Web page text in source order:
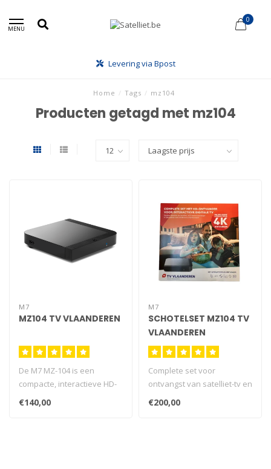
MENU
0
Levering via Bpost
Home / Tags / mz104
Producten getagd met mz104
M7
MZ104 TV VLAANDEREN
De M7 MZ-104 is een
compacte, interactieve HD-
ontvanger met
geïntegreerde smart..
€140,00
M7
SCHOTELSET MZ104 TV
VLAANDEREN
Complete set voor
ontvangst van satelliet-tv en
–radio. Wil je thuis of in je ..
€200,00